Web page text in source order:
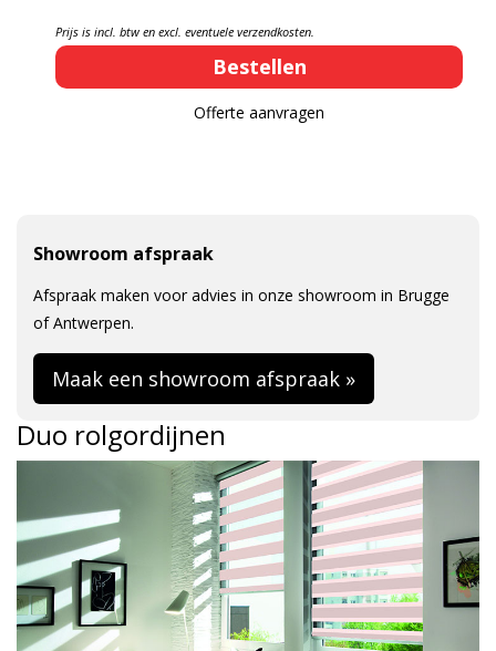
Prijs is incl. btw en excl. eventuele verzendkosten.
Offerte aanvragen
Showroom afspraak
Afspraak maken voor advies in onze showroom in Brugge
of Antwerpen.
Maak een showroom afspraak »
Duo rolgordijnen